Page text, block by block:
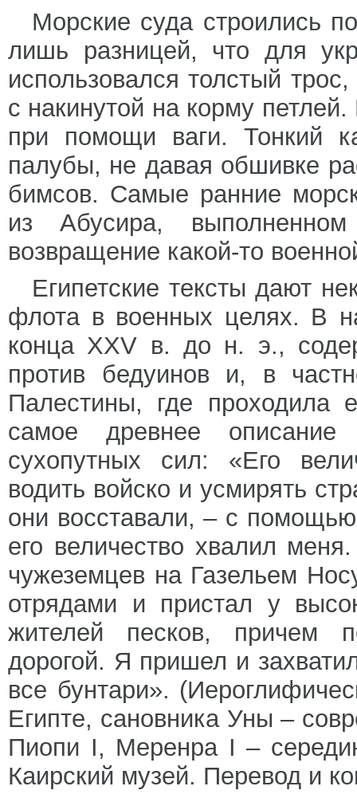
Морские суда строились
лишь разницей, что для
использовался толстый
с накинутой на корму
при помощи ваги. Тонкий
палубы, не давая обшивке
бимсов. Самые ранние
из Абусира,
возвращение какой-то
Египетские тексты дают
флота в военных целях. В
конца XXV в. до н. э.,
против бедуинов и, в
Палестины, где проходила
самое древнее
сухопутных сил: «Его
водить войско и усмирять
они восставали, – с помощью
его величество хвалил
чужеземцев на Газельем
отрядами и пристал у
жителей песков, причем
дорогой. Я пришел и
все бунтари».
Египте, сановника Уны –
Пиопи I, Меренра I –
Каирский музей. Перевод и